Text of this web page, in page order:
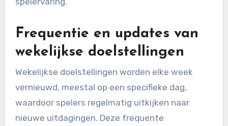
Frequentie en updates van
wekelijkse doelstellingen
Wekelijkse doelstellingen worden elke week
vernieuwd, meestal op een specifieke dag,
waardoor spelers regelmatig uitkijken naar
nieuwe uitdagingen. Deze frequente